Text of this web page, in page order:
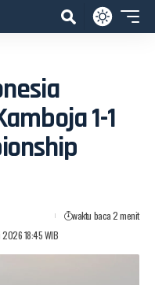
1-1
2026 18:45 WIB
waktu baca 2 menit